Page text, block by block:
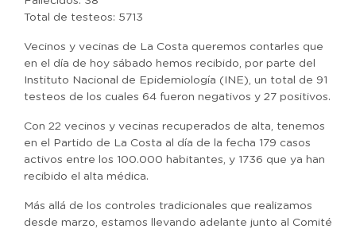
Total de testeos: 5713
Vecinos y vecinas de La Costa queremos contarles que
en el día de hoy sábado hemos recibido, por parte del
Instituto Nacional de Epidemiología (INE), un total de 91
testeos de los cuales 64 fueron negativos y 27 positivos.
Con 22 vecinos y vecinas recuperados de alta, tenemos
en el Partido de La Costa al día de la fecha 179 casos
activos entre los 100.000 habitantes, y 1736 que ya han
recibido el alta médica.
Más allá de los controles tradicionales que realizamos
desde marzo, estamos llevando adelante junto al Comité